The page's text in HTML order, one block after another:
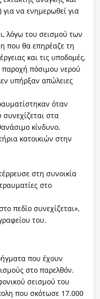
να ενημερωθεί για
λόγω του σεισμού των
που θα επηρέαζε τη
και τις υποδομές,
πόσιμου νερού
υπήρξαν απώλειες
όταν
στα
κίνδυνο.
κατοικιών στην
στη συνοικία
στο
πεδίο συνεχίζεται»,
του.
που έχουν
στο παρελθόν.
σεισμού του
που σκότωσε 17.000